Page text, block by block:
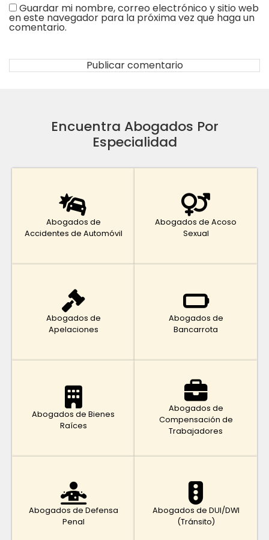
Guardar mi nombre, correo electrónico y sitio web
en este navegador para la próxima vez que haga un
comentario.
Encuentra Abogados Por
Especialidad
Abogados de
Accidentes de Automóvil
Abogados de Acoso
Sexual
Abogados de
Apelaciones
Abogados de
Bancarrota
Abogados de Bienes
Raíces
Abogados de
Compensación de
Trabajadores
Abogados de Defensa
Penal
Abogados de DUI/DWI
(Tránsito)